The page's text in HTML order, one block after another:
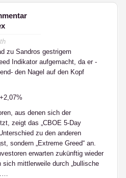
zu Sandros gestrigem
Indikator aufgemacht, da er -
den Nagel auf den Kopf
aus denen sich der
zeigt das „CBOE 5-Day
zu den anderen
sondern „Extreme Greed“ an.
erwarten zukünftig wieder
mittlerweile durch „bullische